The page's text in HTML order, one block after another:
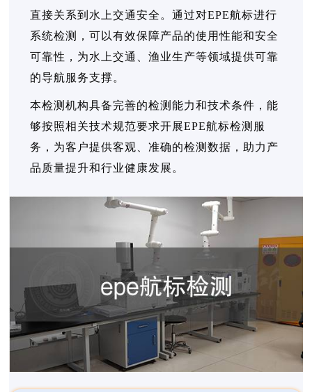
直接关系到水上交通安全。通过对EPE航标进行
系统检测，可以有效保障产品的使用性能和安全
可靠性，为水上交通、渔业生产等领域提供可靠
的导航服务支撑。
本检测机构具备完善的检测能力和技术条件，能
够按照相关技术规范要求开展EPE航标检测服
务，为客户提供客观、准确的检测数据，助力产
品质量提升和行业健康发展。